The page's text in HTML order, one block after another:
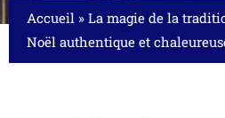
Accueil » La magie de la
Noël authentique et